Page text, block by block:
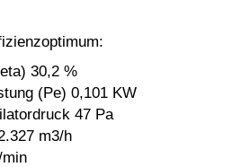
30,2 %
(Pe) 0,101 KW
47 Pa
m3/h